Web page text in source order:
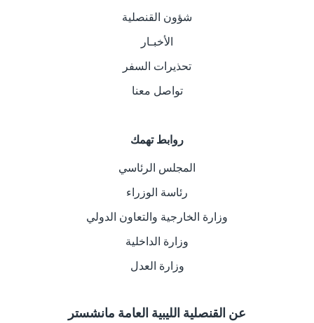
شؤون القنصلية
الأخبـار
تحذيرات السفر
تواصل معنا
روابط تهمك
المجلس الرئاسي
رئاسة الوزراء
وزارة الخارجية والتعاون الدولي
وزارة الداخلية
وزارة العدل
عن القنصلية الليبية العامة مانشستر